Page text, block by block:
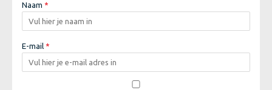
Naam *
E-mail *